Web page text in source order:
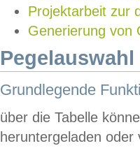
Projektarbeit zur
Generierung von
Grundlegende
über die Tabelle
heruntergeladen oder